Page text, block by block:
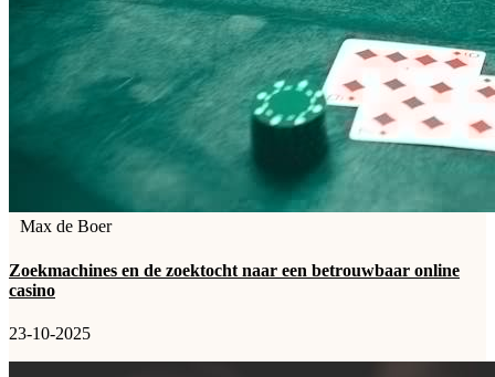
Max de Boer
Zoekmachines en de zoektocht naar een betrouwbaar online
casino
23-10-2025